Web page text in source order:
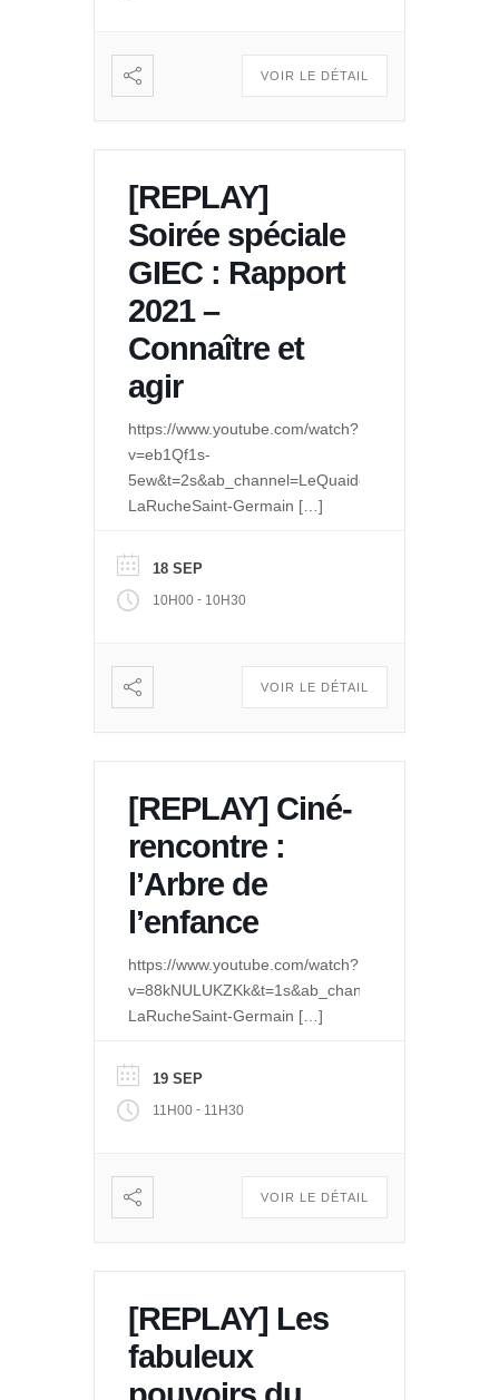
VOIR LE DÉTAIL
[REPLAY]
Soirée spéciale
GIEC : Rapport
2021 –
Connaître et
agir
https://www.youtube.com/watch?
v=eb1Qf1s-
5ew&t=2s&ab_channel=LeQuaidesPossibles-
LaRucheSaint-Germain […]
18 SEP
10H00 - 10H30
VOIR LE DÉTAIL
[REPLAY] Ciné-
rencontre :
l’Arbre de
l’enfance
https://www.youtube.com/watch?
LaRucheSaint-Germain […]
19 SEP
11H00 - 11H30
VOIR LE DÉTAIL
[REPLAY] Les
fabuleux